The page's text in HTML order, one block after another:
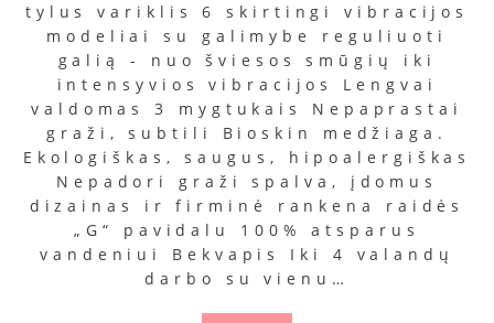
tylus variklis 6 skirtingi vibracijos
modeliai su galimybe reguliuoti
galią - nuo šviesos smūgių iki
intensyvios vibracijos Lengvai
valdomas 3 mygtukais Nepaprastai
graži, subtili Bioskin medžiaga.
Ekologiškas, saugus, hipoalergiškas
Nepadori graži spalva, įdomus
dizainas ir firminė rankena raidės
„G“ pavidalu 100% atsparus
vandeniui Bekvapis Iki 4 valandų
darbo su vienu…